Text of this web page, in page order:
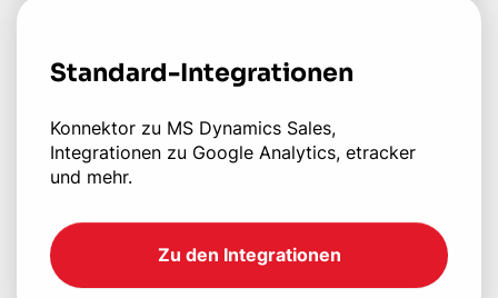
Standard-Integrationen
Konnektor zu MS Dynamics Sales,
Integrationen zu Google Analytics, etracker
und mehr.
Zu den Integrationen